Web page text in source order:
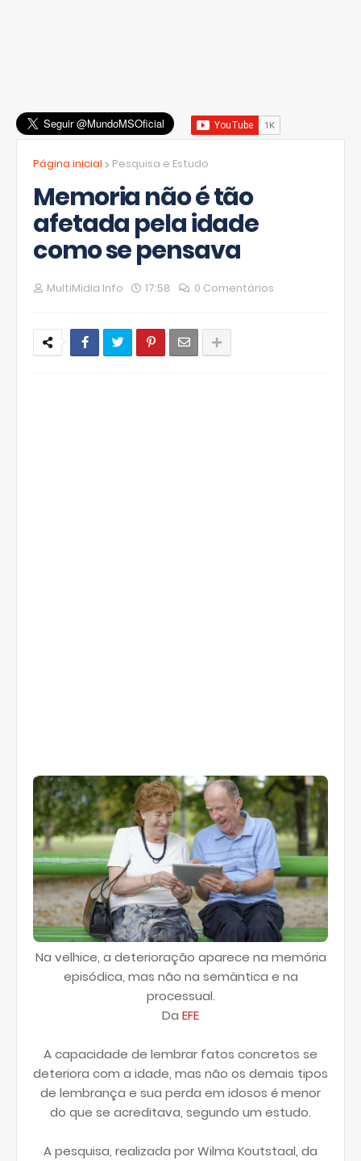
Página inicial Pesquisa e Estudo
Memoria não é tão
afetada pela idade
como se pensava
MultiMidia Info 17:58 0 Comentários
Na velhice, a deterioração aparece na memória
episódica, mas não na semântica e na
processual.
Da EFE
A capacidade de lembrar fatos concretos se
deteriora com a idade, mas não os demais tipos
de lembrança e sua perda em idosos é menor
do que se acreditava, segundo um estudo.
A pesquisa, realizada por Wilma Koutstaal, da